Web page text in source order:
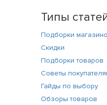
Типы
Подборки
Скидки
Подборки товаров
Советы
Гайды по выбору
Обзоры товаров